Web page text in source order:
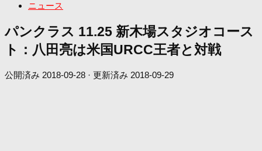
ニュース
パンクラス 11.25 新木場スタジオコース
ト：八田亮は米国URCC王者と対戦
公開済み 2018-09-28 · 更新済み 2018-09-29